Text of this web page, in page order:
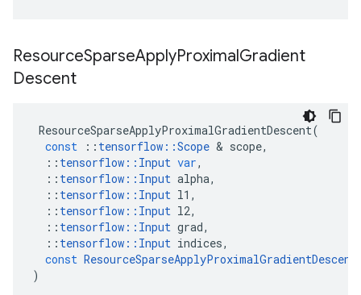
ResourceSparseApplyProximalGradient
Descent
ResourceSparseApplyProximalGradientDescent(
const
:: tensorflow ::Scope & scope,
:: tensorflow :: Input var,
:: tensorflow :: Input alpha,
:: tensorflow :: Input l1 ,
:: tensorflow :: Input l2,
:: tensorflow :: Input grad,
:: tensorflow :: Input indices,
const ResourceSparseApplyProximalGradientDescent
)